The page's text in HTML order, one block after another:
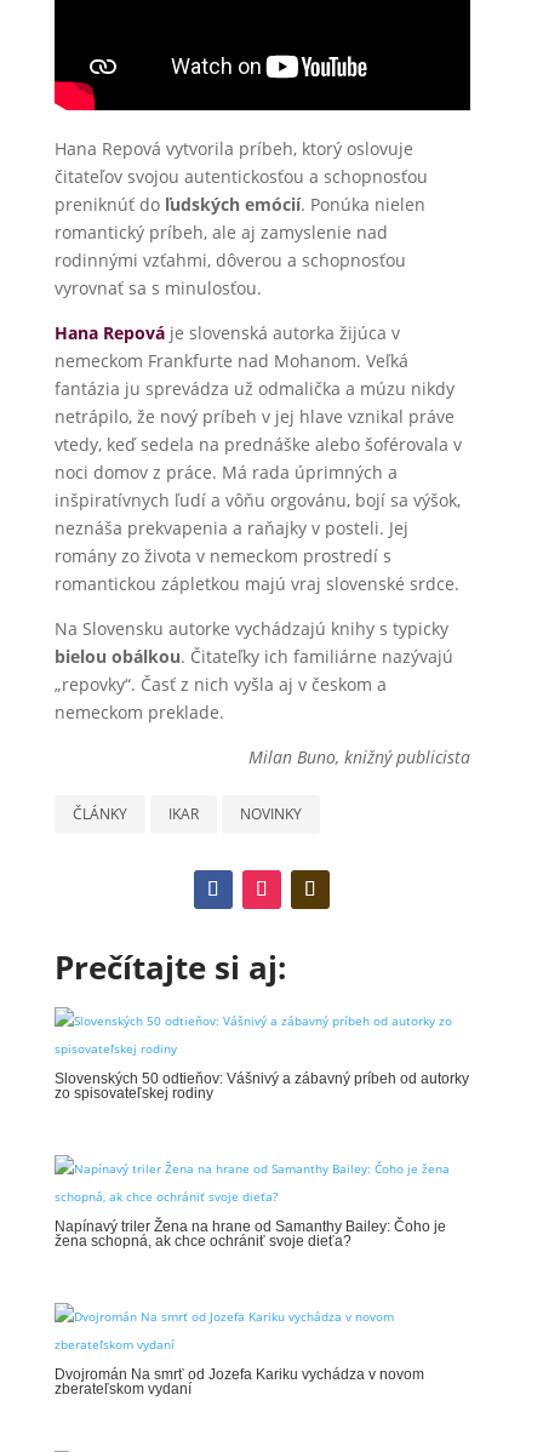
Hana Repová vytvorila príbeh, ktorý oslovuje
čitateľov svojou autentickosťou a schopnosťou
preniknúť do ľudských emócií. Ponúka nielen
romantický príbeh, ale aj zamyslenie nad
rodinnými vzťahmi, dôverou a schopnosťou
vyrovnať sa s minulosťou.
Hana Repováje slovenská autorka žijúca v
nemeckom Frankfurte nad Mohanom. Veľká
fantázia ju sprevádza už odmalička a múzu nikdy
netrápilo, že nový príbeh v jej hlave vznikal práve
vtedy, keď sedela na prednáške alebo šoférovala v
noci domov z práce. Má rada úprimných a
inšpiratívnych ľudí a vôňu orgovánu, bojí sa výšok,
neznáša prekvapenia a raňajky v posteli. Jej
romány zo života v nemeckom prostredí s
romantickou zápletkou majú vraj slovenské srdce.
Na Slovensku autorke vychádzajú knihy s typicky
bielou obálkou. Čitateľky ich familiárne nazývajú
„repovky“. Časť z nich vyšla aj v českom a
nemeckom preklade.
Milan Buno, knižný publicista
ČLÁNKY IKAR NOVINKY
Prečítajte si aj:
Slovenských 50 odtieňov: Vášnivý a zábavný príbeh od autorky
zo spisovateľskej rodiny
Napínavý triler Žena na hrane od Samanthy Bailey: Čoho je
žena schopná, ak chce ochrániť svoje dieťa?
Dvojromán Na smrť od Jozefa Kariku vychádza v novom
zberateľskom vydaní